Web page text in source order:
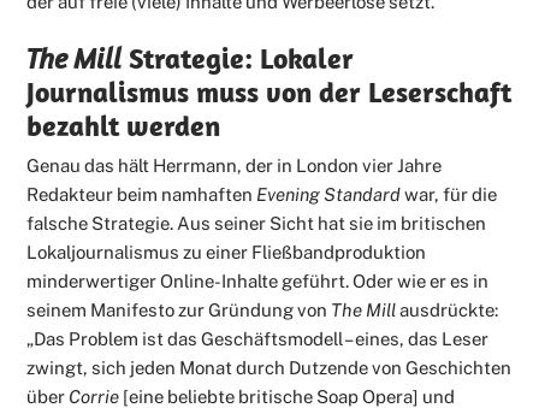
The MillStrategie: Lokaler
Journalismus muss von der Leserschaft
bezahlt werden
Genau das hält Herrmann, der in London vier Jahre
Redakteur beim namhaften Evening Standardwar, für die
falsche Strategie. Aus seiner Sicht hat sie im britischen
Lokaljournalismus zu einer Fließbandproduktion
minderwertiger Online-Inhalte geführt. Oder wie er es in
seinem Manifesto zur Gründung von The Millausdrückte:
„Das Problem ist das Geschäftsmodell – eines, das Leser
zwingt, sich jeden Monat durch Dutzende von Geschichten
über Corrie [eine beliebte britische Soap Opera] und